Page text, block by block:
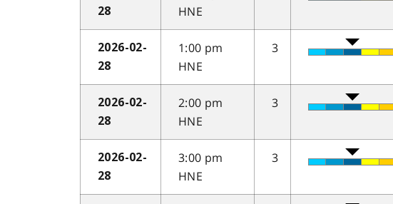
28
HNE
2026-02-
28
1:00 pm
HNE
3
2026-02-
28
2:00 pm
HNE
3
2026-02-
28
3:00 pm
HNE
3